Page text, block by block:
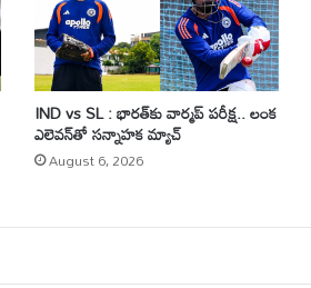
IND vs SL : భారత్‌కు వార్మప్ పరీక్ష.. లంక
ఎలెవన్‌తో సన్నాహక మ్యాచ్
August 6, 2026